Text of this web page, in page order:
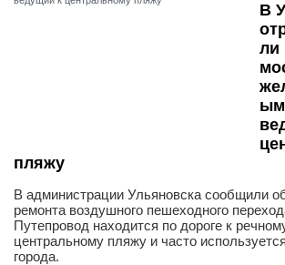
В
ли
пляжу
В администрации Ульяновска сообщили
ремонта воздушного пешеходного
Путепровод находится по дороге к
центральному пляжу и часто
города.